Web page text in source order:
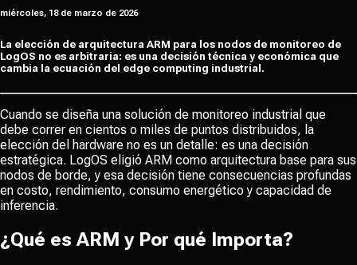
miércoles, 18 de marzo de 2026
La elección de arquitectura ARM para los nodos de monitoreo de
LogOS no es arbitraria: es una decisión técnica y económica que
cambia la ecuación del edge computing industrial.
Cuando se diseña una solución de monitoreo industrial que
debe correr en cientos o miles de puntos distribuidos, la
elección del hardware no es un detalle: es una decisión
estratégica. LogOS eligió ARM como arquitectura base para sus
nodos de borde, y esa decisión tiene consecuencias profundas
en costo, rendimiento, consumo energético y capacidad de
inferencia.
¿Qué es ARM y Por qué Importa?